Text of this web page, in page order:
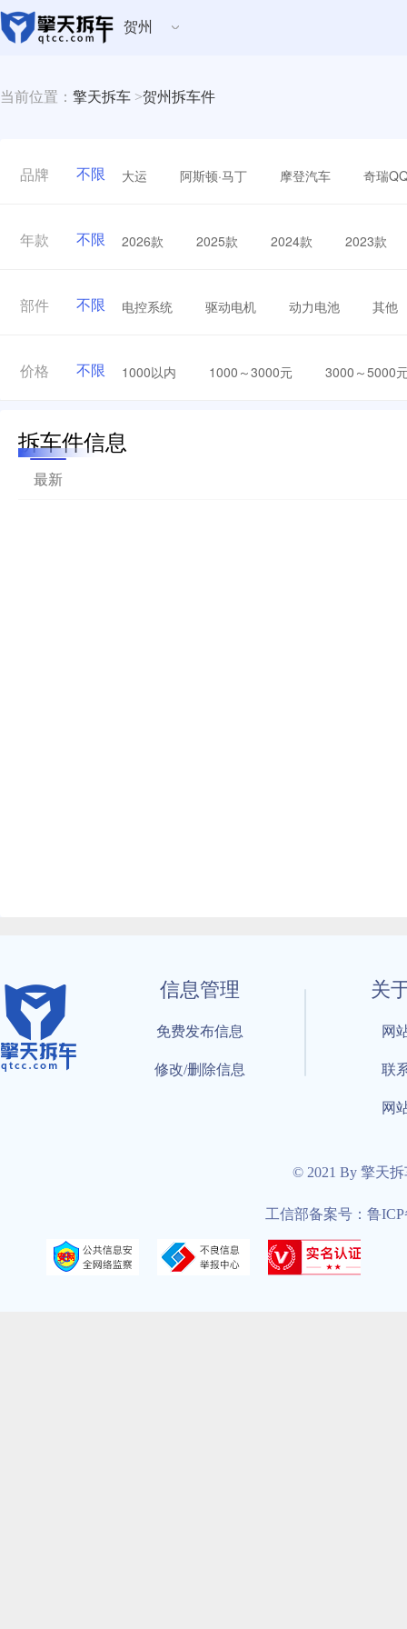
贺州
当前位置： 擎天拆车 >贺州拆车件
品牌 不限 大运 阿斯顿·马丁 摩登汽车 奇瑞
年款 不限 2026款 2025款 2024款 2023款
部件 不限 电控系统 驱动电机 动力电池 其他
价格 不限 1000以内 1000～3000元 3000～5000
拆车件信息
最新
信息管理
免费发布信息
修改/删除信息
关
网
联
网
© 2021 By 擎天
工信部备案号：鲁